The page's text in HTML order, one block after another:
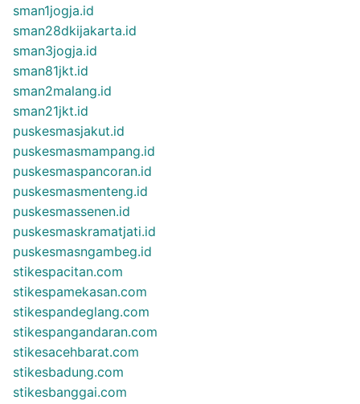
sman1jogja.id
sman28dkijakarta.id
sman3jogja.id
sman81jkt.id
sman2malang.id
sman21jkt.id
puskesmasjakut.id
puskesmasmampang.id
puskesmaspancoran.id
puskesmasmenteng.id
puskesmassenen.id
puskesmaskramatjati.id
puskesmasngambeg.id
stikespacitan.com
stikespamekasan.com
stikespandeglang.com
stikespangandaran.com
stikesacehbarat.com
stikesbadung.com
stikesbanggai.com